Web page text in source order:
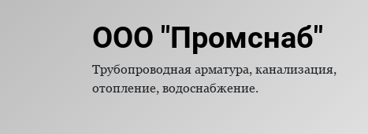
ООО "Промснаб"
Трубопроводная арматура, канализация,
отопление, водоснабжение.